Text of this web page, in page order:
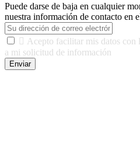
Puede darse de baja en cualquier
nuestra información de contacto en
 Acepto facilitar mis datos con
a mi solicitud de información
Enviar